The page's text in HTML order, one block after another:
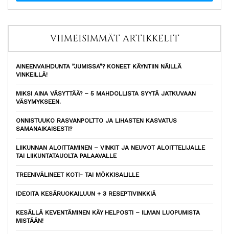
VIIMEISIMMÄT ARTIKKELIT
AINEENVAIHDUNTA ”JUMISSA”? KONEET KÄYNTIIN NÄILLÄ
VINKEILLÄ!
MIKSI AINA VÄSYTTÄÄ? – 5 MAHDOLLISTA SYYTÄ JATKUVAAN
VÄSYMYKSEEN.
ONNISTUUKO RASVANPOLTTO JA LIHASTEN KASVATUS
SAMANAIKAISESTI?
LIIKUNNAN ALOITTAMINEN – VINKIT JA NEUVOT ALOITTELIJALLE
TAI LIIKUNTATAUOLTA PALAAVALLE
TREENIVÄLINEET KOTI- TAI MÖKKISALILLE
IDEOITA KESÄRUOKAILUUN + 3 RESEPTIVINKKIÄ
KESÄLLÄ KEVENTÄMINEN KÄY HELPOSTI – ILMAN LUOPUMISTA
MISTÄÄN!